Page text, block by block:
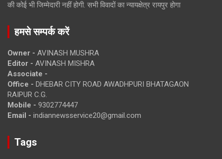
की कोई भी जिम्मेदारी नहीं होगी. सभी विवादों का न्यायक्षेत्र रायपुर होगा
हमसे सम्पर्क करें
Owner - AVINASH MUSHRA
Editor - AVINASH MISHRA
Associate -
Office - DHEBAR CITY ROAD AWADHPURI BHATAGAON
RAIPUR C.G.
Mobile - 9302774447
Email - indiannewsservice20@gmail.com
Tags